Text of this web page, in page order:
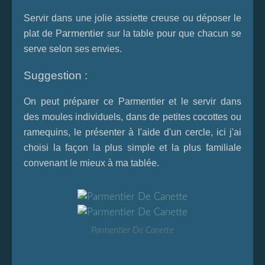
Servir dans une jolie assiette creuse ou déposer le
plat de Parmentiersur la table pour que chacun se
serve selon ses envies.
Suggestion :
On peut préparer ce Parmentier et le servir dans
des moules individuels, dans de petites cocottes ou
ramequins, le présenter à l'aide d'un cercle, ici j'ai
choisi la façon la plus simple et la plus familiale
convenant le mieux à ma tablée.
Parmentier De Canette